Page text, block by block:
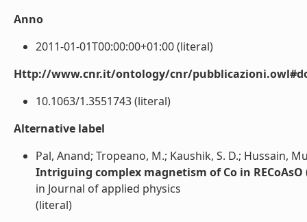
Anno
2011-01-01T00:00:00+01:00 (literal)
Http://www.cnr.it/ontology/cnr/
10.1063/1.3551743 (literal)
Alternative label
Pal, Anand; Tropeano, M.; Kaushik, S. D.; Hussain,
Intriguing complex magnetism of Co in RECoAsO
in Journal of applied physics
(literal)